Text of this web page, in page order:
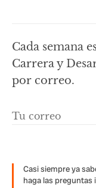
Cada semana
Carrera y
por correo.
Casi siempre ya
haga las preguntas